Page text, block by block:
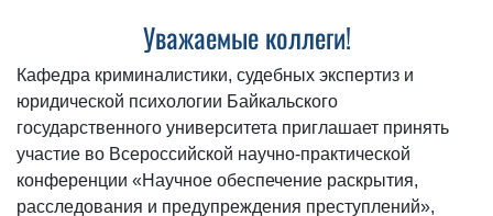
Уважаемые коллеги!
Кафедра криминалистики, судебных экспертиз и
юридической психологии Байкальского
государственного университета приглашает принять
участие во Всероссийской научно-практической
конференции «Научное обеспечение раскрытия,
расследования и предупреждения преступлений»,